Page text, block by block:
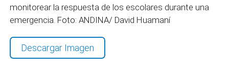
monitorear la respuesta de los escolares durante una
emergencia. Foto: ANDINA/ David Huamaní
Descargar Imagen